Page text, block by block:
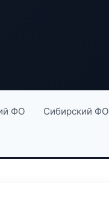
ФО Сибирский ФО